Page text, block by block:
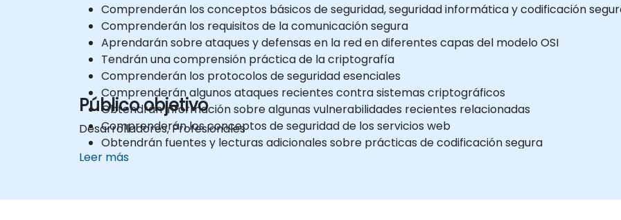
Comprenderán los conceptos básicos de seguridad, seguridad informática y codificación
Comprenderán los requisitos de la comunicación segura
Aprendarán sobre ataques y defensas en la red en diferentes capas del modelo OSI
Tendrán una comprensión práctica de la criptografía
Comprenderán los protocolos de seguridad esenciales
Comprenderán algunos ataques recientes contra sistemas criptográficos
Obtendrán información sobre algunas vulnerabilidades recientes relacionadas
Comprenderán los conceptos de seguridad de los servicios web
Obtendrán fuentes y lecturas adicionales sobre prácticas de codificación segura
Público objetivo
Desarrolladores, Profesionales
Leer más